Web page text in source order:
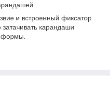
и встроенный фиксатор
карандаши
формы.